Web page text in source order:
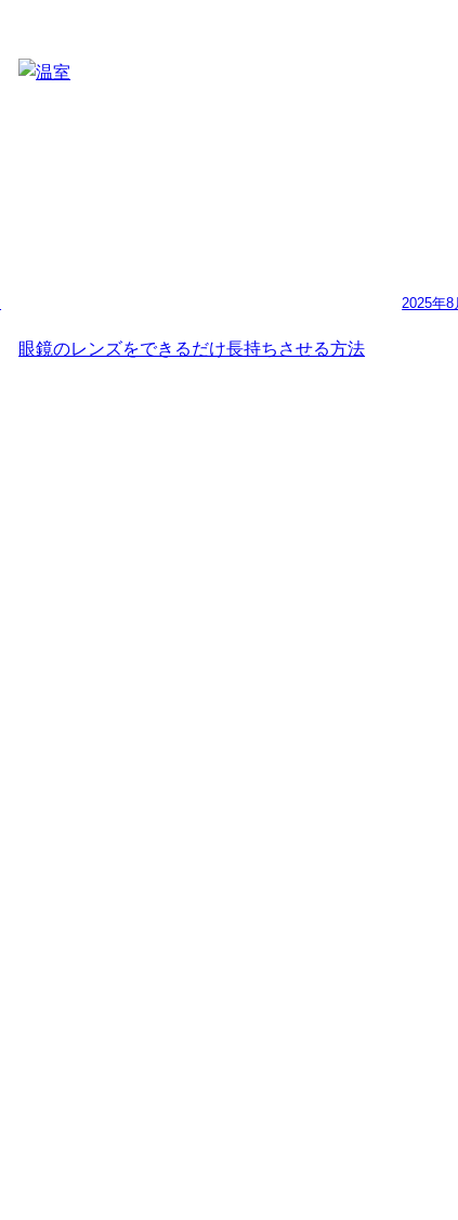
2025年8
眼鏡のレンズをできるだけ長持ちさせる方法